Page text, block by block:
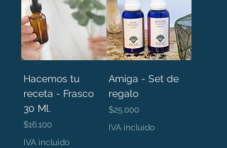
Hacemos tu
receta - Frasco
30 Ml.
Precio
$16.100
IVA incluido
Amiga - Set de
regalo
Precio
$25.000
IVA incluido